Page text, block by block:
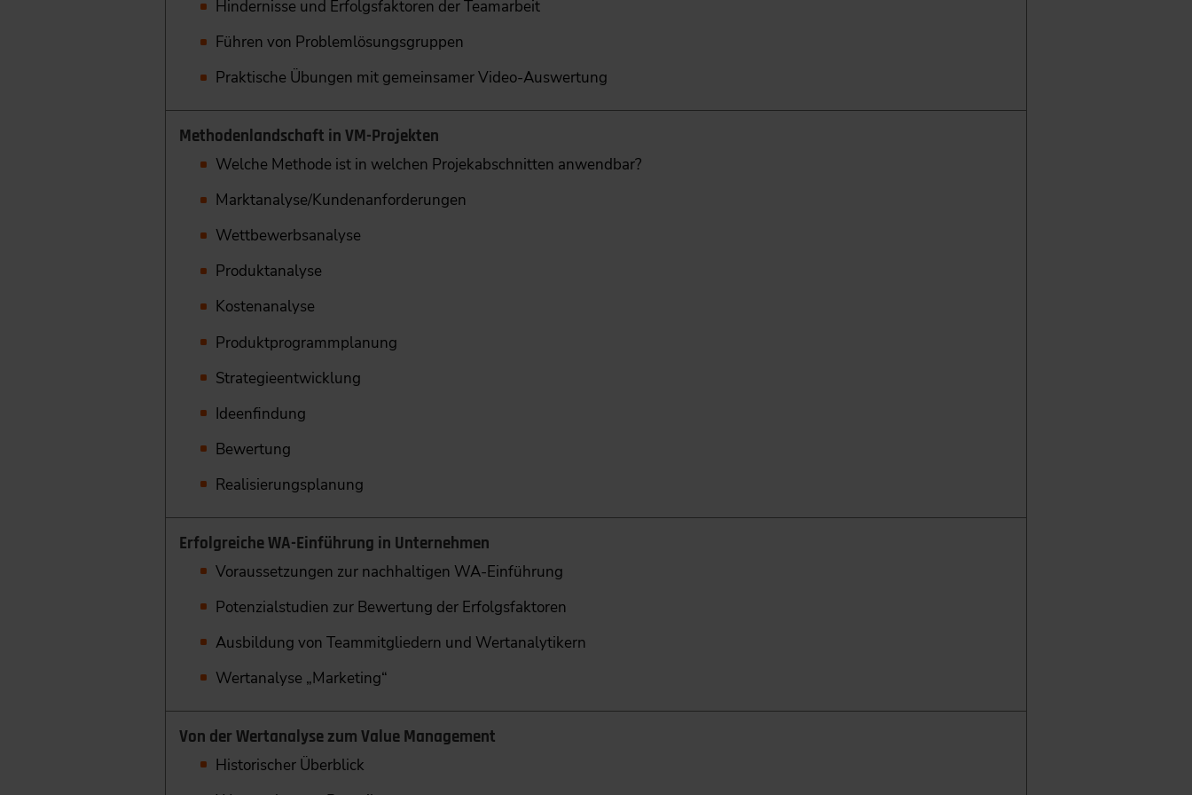
Hindernisse und Erfolgsfaktoren der Teamarbeit
Führen von Problemlösungsgruppen
Praktische Übungen mit gemeinsamer Video-Auswertung
Methodenlandschaft in VM-Projekten
Welche Methode ist in welchen Projekabschnitten anwendbar?
Marktanalyse/Kundenanforderungen
Wettbewerbsanalyse
Produktanalyse
Kostenanalyse
Produktprogrammplanung
Strategieentwicklung
Ideenfindung
Bewertung
Realisierungsplanung
Erfolgreiche WA-Einführung in Unternehmen
Voraussetzungen zur nachhaltigen WA-Einführung
Potenzialstudien zur Bewertung der Erfolgsfaktoren
Ausbildung von Teammitgliedern und Wertanalytikern
Wertanalyse „Marketing“
Von der Wertanalyse zum Value Management
Historischer Überblick